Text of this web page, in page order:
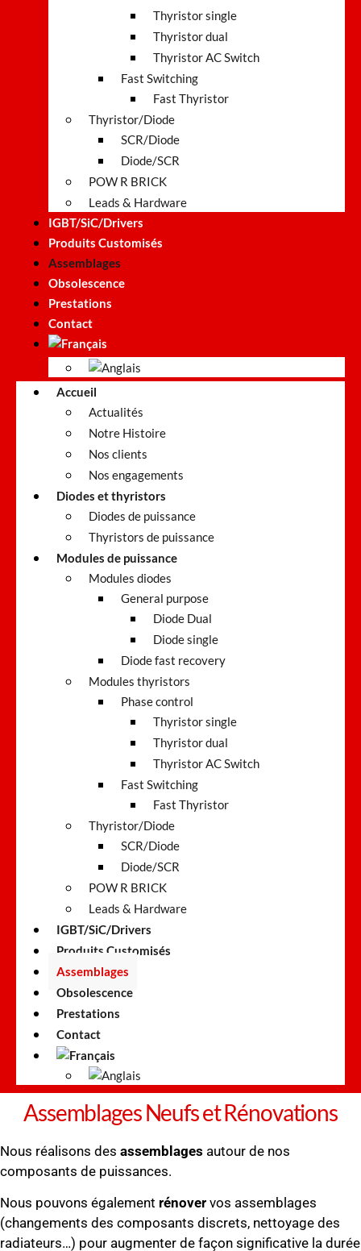
Thyristor single
Thyristor dual
Thyristor AC Switch
Fast Switching
Fast Thyristor
Thyristor/Diode
SCR/Diode
Diode/SCR
POW R BRICK
Leads & Hardware
IGBT/SiC/Drivers
Produits Customisés
Assemblages
Obsolescence
Prestations
Contact
Accueil
Actualités
Notre Histoire
Nos clients
Nos engagements
Diodes et thyristors
Diodes de puissance
Thyristors de puissance
Modules de puissance
Modules diodes
General purpose
Diode Dual
Diode single
Diode fast recovery
Modules thyristors
Phase control
Thyristor single
Thyristor dual
Thyristor AC Switch
Fast Switching
Fast Thyristor
Thyristor/Diode
SCR/Diode
Diode/SCR
POW R BRICK
Leads & Hardware
IGBT/SiC/Drivers
Produits Customisés
Assemblages
Obsolescence
Prestations
Contact
Assemblages Neufs et Rénovations
Nous réalisons des assemblages autour de nos
composants de puissances.
Nous pouvons également rénover vos assemblages
(changements des composants discrets, nettoyage des
radiateurs…) pour augmenter de façon significative la durée